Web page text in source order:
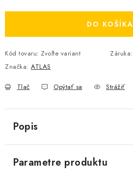
DO KOŠÍKA
Kód tovaru: Zvoľte variant Záruka:
Značka: ATLAS
Tlač Opýtať sa Strážiť
Popis
Parametre produktu